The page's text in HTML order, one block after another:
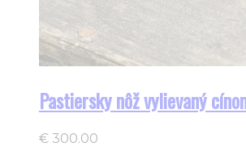
Pastiersky nôž vylievaný
€ 300.00